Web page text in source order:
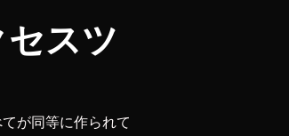
スツ
が同等に作られて